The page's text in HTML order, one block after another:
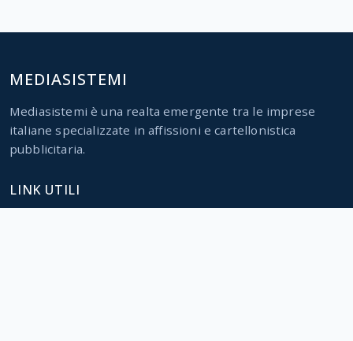
MEDIASISTEMI
Mediasistemi è una realta emergente tra le imprese
italiane specializzate in affissioni e cartellonistica
pubblicitaria.
LINK UTILI